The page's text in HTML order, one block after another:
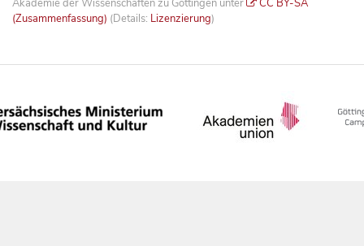
Akademie der Wissenschaften zu Göttingen unter
CC BY-SA
(Zusammenfassung) (Details: Lizenzierung)